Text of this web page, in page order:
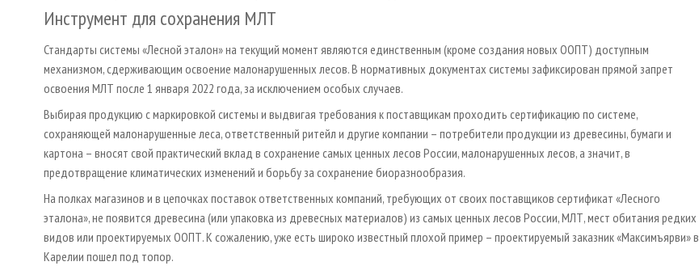
Инструмент для сохранения МЛТ
Стандарты системы «Лесной эталон» на текущий момент являются единственным (кроме создания новых ООПТ) доступным
механизмом, сдерживающим освоение малонарушенных лесов. В нормативных документах системы зафиксирован прямой запрет
освоения МЛТ после 1 января 2022 года, за исключением особых случаев.
Выбирая продукцию с маркировкой системы и выдвигая требования к поставщикам проходить сертификацию по системе,
сохраняющей малонарушенные леса, ответственный ритейл и другие компании – потребители продукции из древесины, бумаги и
картона – вносят свой практический вклад в сохранение самых ценных лесов России, малонарушенных лесов, а значит, в
предотвращение климатических изменений и борьбу за сохранение биоразнообразия.
На полках магазинов и в цепочках поставок ответственных компаний, требующих от своих поставщиков сертификат «Лесного
эталона», не появится древесина (или упаковка из древесных материалов) из самых ценных лесов России, МЛТ, мест обитания редких
видов или проектируемых ООПТ. К сожалению, уже есть широко известный плохой пример – проектируемый заказник «Максимъярви» в
Карелии пошел под топор.